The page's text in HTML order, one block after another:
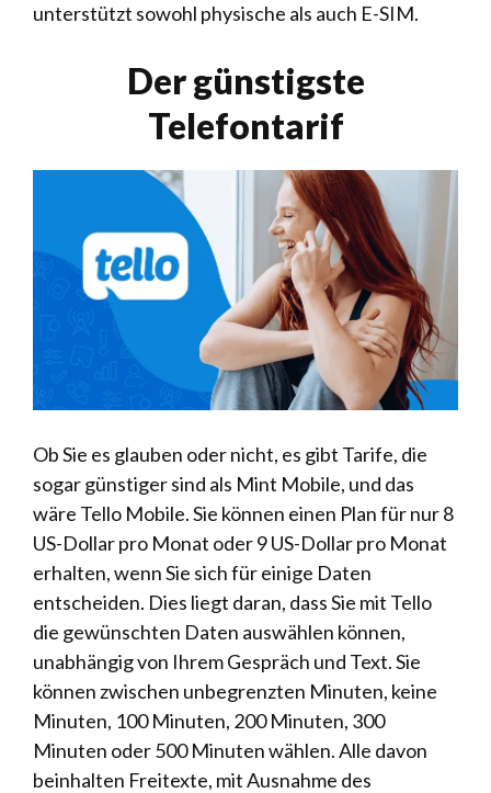
unterstützt sowohl physische als auch E-SIM.
Der günstigste
Telefontarif
Ob Sie es glauben oder nicht, es gibt Tarife, die
sogar günstiger sind als Mint Mobile, und das
wäre Tello Mobile. Sie können einen Plan für nur 8
US-Dollar pro Monat oder 9 US-Dollar pro Monat
erhalten, wenn Sie sich für einige Daten
entscheiden. Dies liegt daran, dass Sie mit Tello
die gewünschten Daten auswählen können,
unabhängig von Ihrem Gespräch und Text. Sie
können zwischen unbegrenzten Minuten, keine
Minuten, 100 Minuten, 200 Minuten, 300
Minuten oder 500 Minuten wählen. Alle davon
beinhalten Freitexte, mit Ausnahme des